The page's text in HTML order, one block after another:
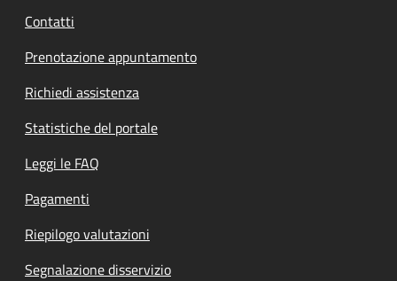
Contatti
Prenotazione appuntamento
Richiedi assistenza
Statistiche del portale
Leggi le FAQ
Pagamenti
Riepilogo valutazioni
Segnalazione disservizio